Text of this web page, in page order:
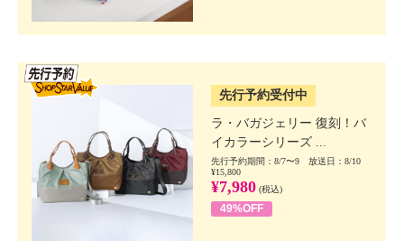
先行予約受付中
ラ・バガジェリー 復刻！バ
イカラーシリーズ ...
先行予約期間：8/7〜9 放送日：8/10
¥15,800
¥7,980 (税込)
49%OFF